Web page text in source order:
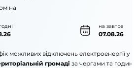
на завтра
07.08.26
на
можливих відключень електроенергії у
громаді за чергами та